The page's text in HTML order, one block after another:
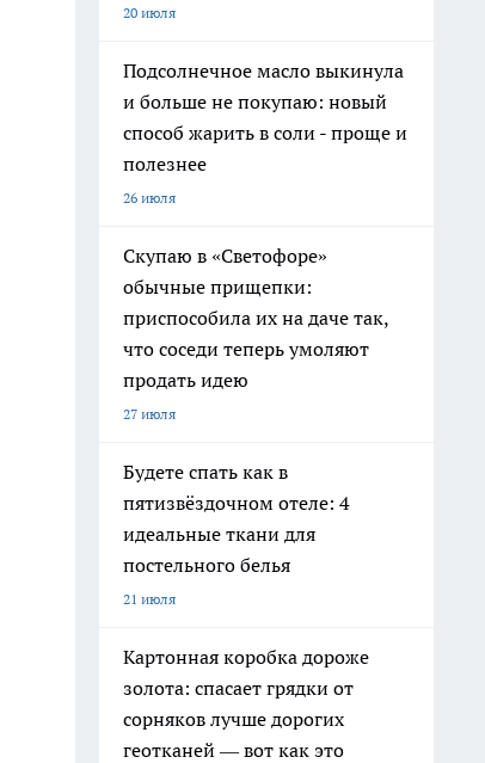
20 июля
Подсолнечное масло выкинула
и больше не покупаю: новый
способ жарить в соли - проще и
полезнее
26 июля
Скупаю в «Светофоре»
обычные прищепки:
приспособила их на даче так,
что соседи теперь умоляют
продать идею
27 июля
Будете спать как в
пятизвёздочном отеле: 4
идеальные ткани для
постельного белья
21 июля
Картонная коробка дороже
золота: спасает грядки от
сорняков лучше дорогих
геотканей — вот как это